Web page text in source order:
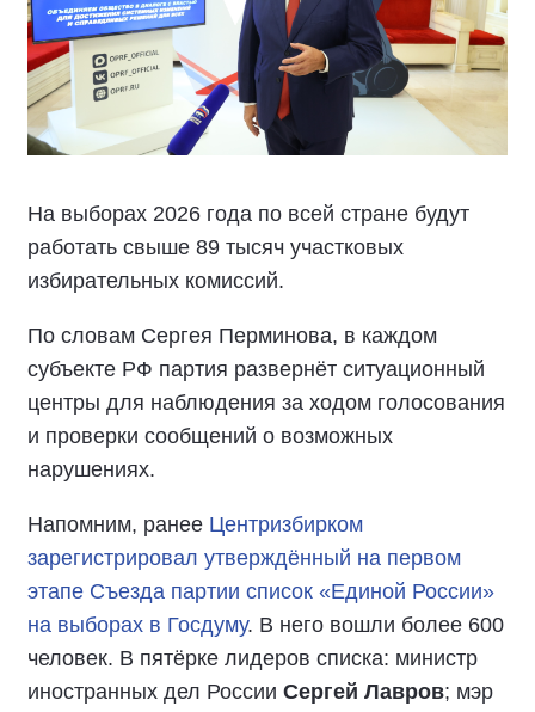
На выборах 2026 года по всей стране будут
работать свыше 89 тысяч участковых
избирательных комиссий.
По словам Сергея Перминова, в каждом
субъекте РФ партия развернёт ситуационный
центры для наблюдения за ходом голосования
и проверки сообщений о возможных
нарушениях.
Напомним, ранее Центризбирком
зарегистрировал утверждённый на первом
этапе Съезда партии список «Единой России»
на выборах в Госдуму. В него вошли более 600
человек. В пятёрке лидеров списка: министр
иностранных дел России Сергей Лавров; мэр